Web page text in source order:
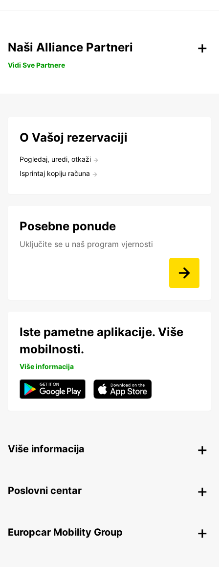
Naši Alliance Partneri
Vidi Sve Partnere
O Vašoj rezervaciji
Pogledaj, uredi, otkaži
Isprintaj kopiju računa
Posebne ponude
Uključite se u naš program vjernosti
Iste pametne aplikacije. Više
mobilnosti.
Više informacija
Više informacija
Poslovni centar
Europcar Mobility Group